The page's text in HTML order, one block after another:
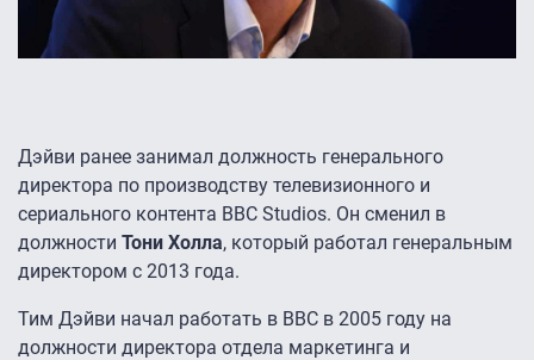
Дэйви ранее занимал должность генерального
директора по производству телевизионного и
сериального контента BBC Studios. Он сменил в
должности Тони Холла, который работал генеральным
директором с 2013 года.
Тим Дэйви начал работать в BBC в 2005 году на
должности директора отдела маркетинга и